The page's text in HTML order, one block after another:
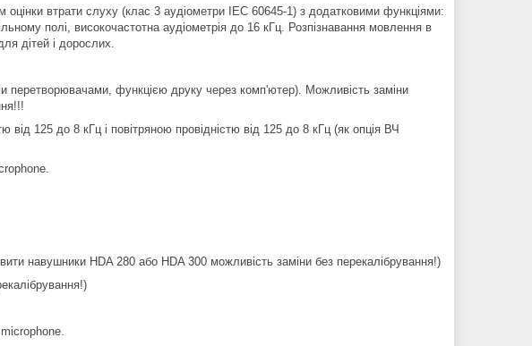
оцінки втрати слуху (клас 3 аудіометри IEC 60645-1) з додатковими функціями:
полі, високочастотна аудіометрія до 16 кГц. Розпізнавання мовлення в
дітей і дорослих.
перетворювачами, функцією друку через комп'ютер). Можливість заміни
від 125 до 8 кГц і повітряною провідністю від 125 до 8 кГц (як опція ВЧ
навушники HDA 280 або HDA 300 можливість заміни без перекалібрування!)